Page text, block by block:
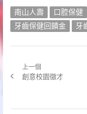
南山人壽 口腔保健
牙齒保健回饋金
牙
導
上一個
Previous
創意校園徵才